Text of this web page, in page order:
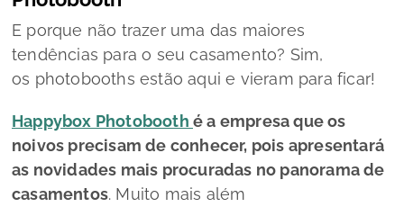
E porque não trazer uma das maiores
tendências para o seu casamento? Sim,
os photoboothsestão aqui e vieram para ficar!
Happybox Photobooth é a empresa que os
noivos precisam de conhecer, pois apresentará
as novidades mais procuradas no panorama de
casamentos. Muito mais além